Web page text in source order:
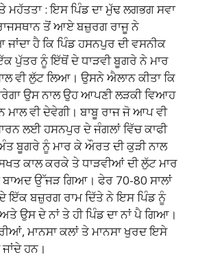
ਮਹੱਤਤਾ : ਇਸ ਪਿੰਡ ਦਾ ਮੁੱਢ ਲਗਭਗ ਸਵਾ
ਤੋਂ ਆਏ ਬਜ਼ੁਰਗ ਰਾਜੂ ਨੇ
ਹੈ ਕਿ ਪਿੰਡ ਹਸਨਪੁਰ ਦੀ ਵਸਨੀਕ
ਨੂੰ ਇੱਥੋਂ ਦੇ ਧਾੜਵੀ ਬੂਗਰੇ ਨੇ ਮਾਰ
ਵੀ ਲੁੱਟ ਲਿਆ। ਉਸਨੇ ਐਲਾਨ ਕੀਤਾ ਕਿ
ਉਸ ਨਾਲ ਉਹ ਆਪਣੀ ਲੜਕੀ ਵਿਆਹ
ਮਾਲ ਵੀ ਦੇਵੇਗੀ। ਬਾਬੂ ਰਾਜ ਜੋ ਆਪ ਵੀ
ਲਈ ਹਸਨਪੁਰ ਦੇ ਜੰਗਲਾਂ ਵਿੱਚ ਕਾਫੀ
ਬੂਗਰੇ ਨੂੰ ਮਾਰ ਕੇ ਔਰਤ ਦੀ ਕੁੜੀ ਨਾਲ
ਕਾਲ ਕਰਕੇ ਤੇ ਧਾੜਵੀਆਂ ਦੀ ਲੁੱਟ ਮਾਰ
ਬਾਅਦ ਉੱਜੜ ਗਿਆ। ਫੇਰ 70-80 ਸਾਲਾਂ
ਇੱਕ ਬਜ਼ੁਰਗ ਰਾਮ ਦਿੱਤੇ ਨੇ ਇਸ ਪਿੰਡ ਨੂੰ
ਉਸ ਦੇ ਨਾਂ ਤੇ ਹੀ ਪਿੰਡ ਦਾ ਨਾਂ ਪੈ ਗਿਆ।
ਮਾਨਸਾ ਕਲਾਂ ਤੇ ਮਾਨਸਾ ਖੁਰਦ ਇਸੇ
ਹਨ।